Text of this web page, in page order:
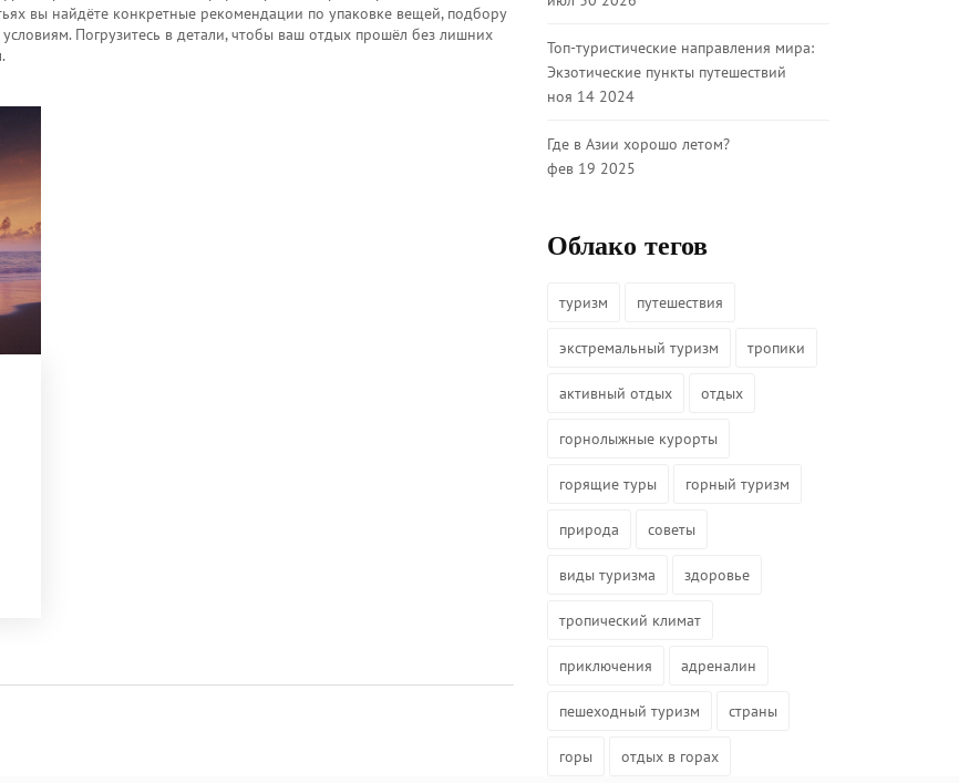
вы найдёте конкретные рекомендации по упаковке вещей, подбору
Погрузитесь в детали, чтобы ваш отдых прошёл без лишних
Топ-туристические направления мира:
Экзотические пункты путешествий
ноя 14 2024
Где в Азии хорошо летом?
фев 19 2025
Облако тегов
туризм путешествия
экстремальный туризм тропики
активный отдых отдых
горнолыжные курорты
горящие туры горный туризм
природа советы
виды туризма здоровье
тропический климат
приключения адреналин
пешеходный туризм страны
горы отдых в горах